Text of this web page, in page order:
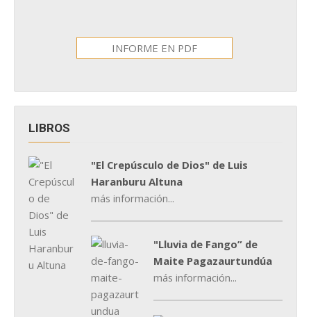
INFORME EN PDF
LIBROS
"El Crepúsculo de Dios" de Luis
Haranburu Altuna
más información...
"Lluvia de Fango” de
Maite Pagazaurtundúa
más información...